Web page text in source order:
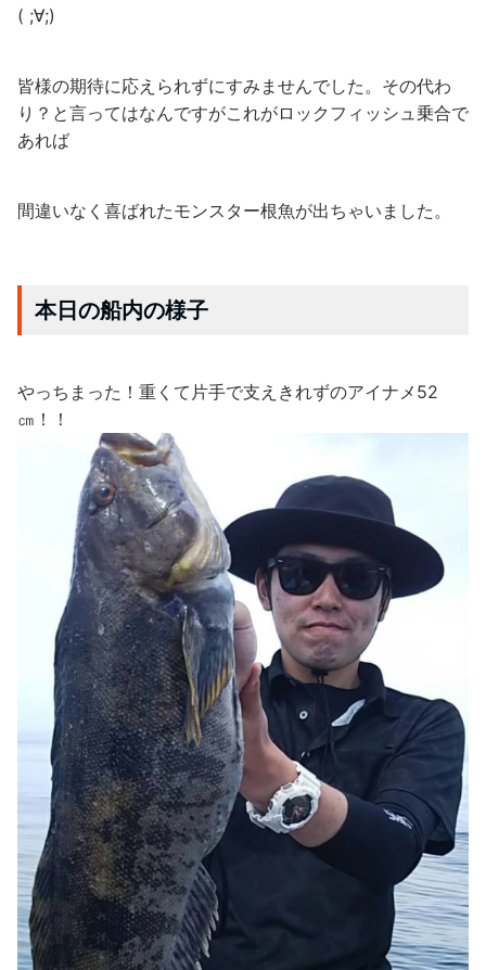
( ;∀;)
皆様の期待に応えられずにすみませんでした。その代わ
り？と言ってはなんですがこれがロックフィッシュ乗合で
あれば
間違いなく喜ばれたモンスター根魚が出ちゃいました。
本日の船内の様子
やっちまった！重くて片手で支えきれずのアイナメ52
㎝！！